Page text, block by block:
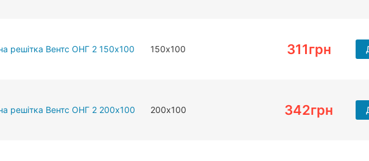
решітка Вентс ОНГ 2 150х100 150х100 311грн
решітка Вентс ОНГ 2 200х100 200х100 342грн